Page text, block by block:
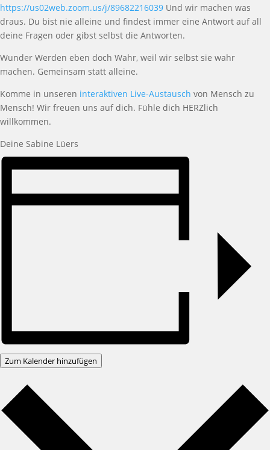
https://us02web.zoom.us/j/89682216039 Und wir machen was
draus. Du bist nie alleine und findest immer eine Antwort auf all
deine Fragen oder gibst selbst die Antworten.
Wunder Werden eben doch Wahr, weil wir selbst sie wahr
machen. Gemeinsam statt alleine.
Komme in unseren interaktiven Live-Austausch von Mensch zu
Mensch! Wir freuen uns auf dich. Fühle dich HERZlich
willkommen.
Deine Sabine Lüers
Zum Kalender hinzufügen